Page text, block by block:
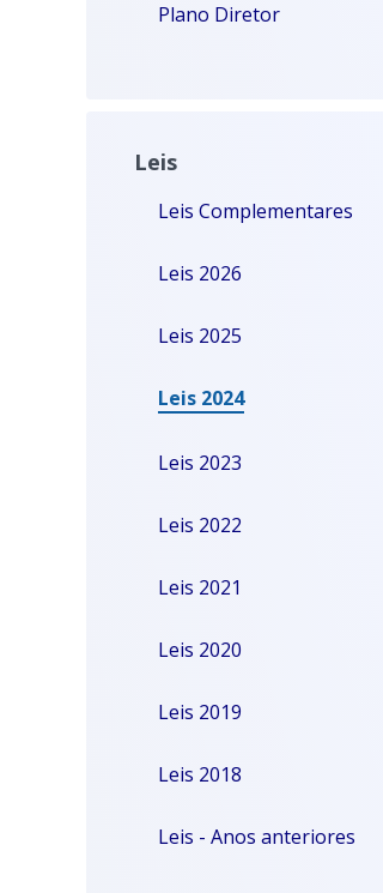
Plano Diretor
Leis
Leis Complementares
Leis 2026
Leis 2025
Leis 2024
Leis 2023
Leis 2022
Leis 2021
Leis 2020
Leis 2019
Leis 2018
Leis - Anos anteriores